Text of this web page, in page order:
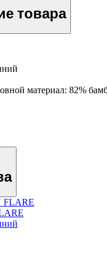
товара
материал: 82%
FLARE